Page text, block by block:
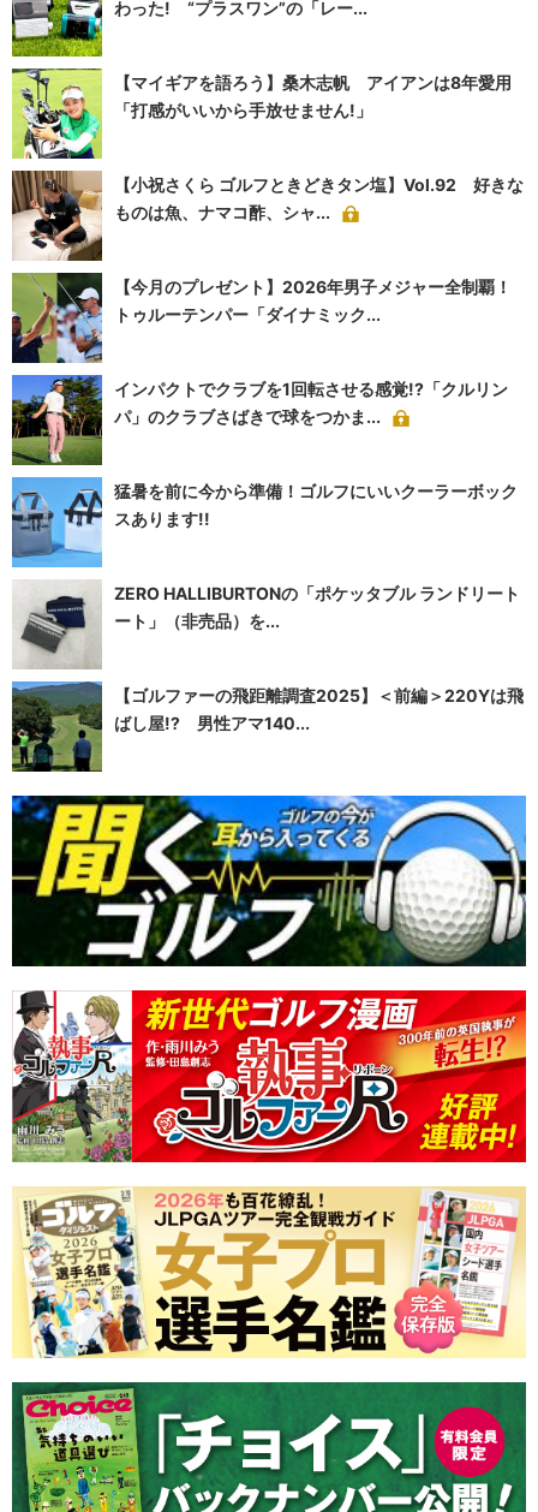
わった! “プラスワン”の「レー...
【マイギアを語ろう】桑木志帆 アイアンは8年愛用
「打感がいいから手放せません!」
【小祝さくら ゴルフときどきタン塩】Vol.92 好きな
ものは魚、ナマコ酢、シャ...
【今月のプレゼント】2026年男子メジャー全制覇！
トゥルーテンパー「ダイナミック...
インパクトでクラブを1回転させる感覚!?「クルリン
パ」のクラブさばきで球をつかま...
猛暑を前に今から準備！ゴルフにいいクーラーボック
スあります!!
ZERO HALLIBURTONの「ポケッタブル ランドリート
ート」（非売品）を...
【ゴルファーの飛距離調査2025】＜前編＞220Yは飛
ばし屋!? 男性アマ140...